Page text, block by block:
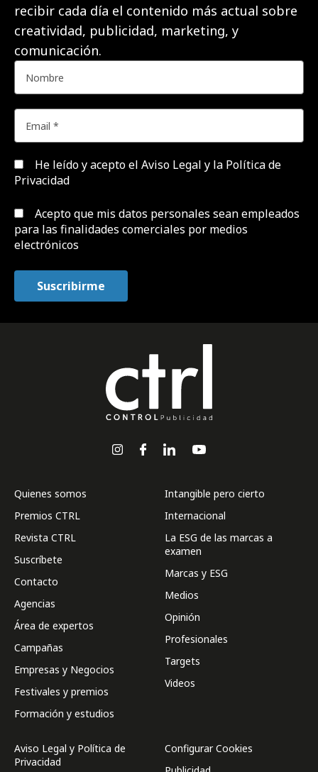
recibir cada día el contenido más actual sobre
creatividad, publicidad, marketing, y
comunicación.
He leído y acepto el Aviso Legal y la Política de
Privacidad
Acepto que mis datos personales sean empleados
para las finalidades comerciales por medios
electrónicos
Quienes somos
Premios CTRL
Revista CTRL
Suscríbete
Contacto
Agencias
Área de expertos
Campañas
Empresas y Negocios
Festivales y premios
Formación y estudios
Intangible pero cierto
Internacional
La ESG de las marcas a
examen
Marcas y ESG
Medios
Opinión
Profesionales
Targets
Videos
Aviso Legal y Política de
Privacidad
Configurar Cookies